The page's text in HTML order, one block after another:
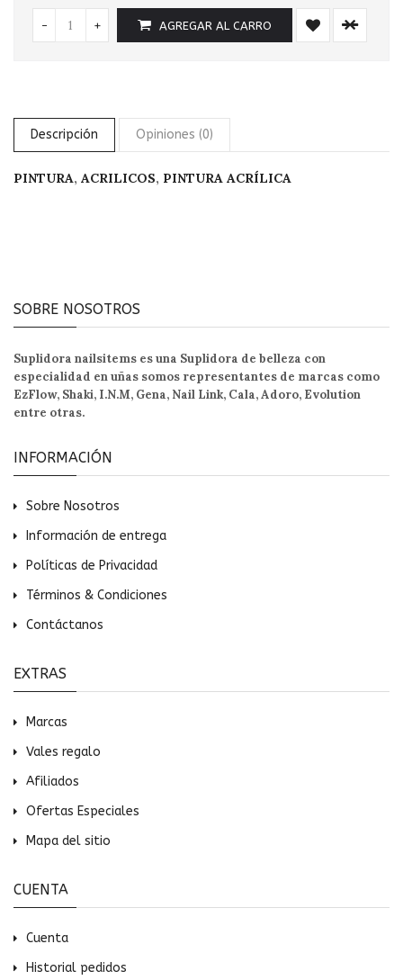
- + AGREGAR AL CARRO
Descripción Opiniones (0)
PINTURA, ACRILICOS, PINTURA ACRÍLICA
SOBRE NOSOTROS
Suplidora nailsitems es una Suplidora de belleza con
especialidad en uñas somos representantes de marcas como
EzFlow, Shaki, I.N.M, Gena, Nail Link, Cala, Adoro, Evolution
entre otras.
INFORMACIÓN
Sobre Nosotros
Información de entrega
Políticas de Privacidad
Términos & Condiciones
Contáctanos
EXTRAS
Marcas
Vales regalo
Afiliados
Ofertas Especiales
Mapa del sitio
CUENTA
Cuenta
Historial pedidos